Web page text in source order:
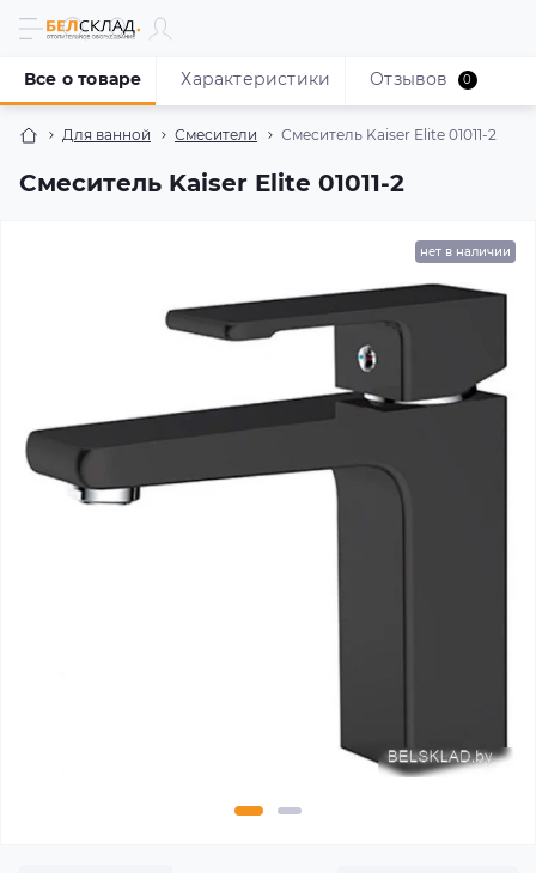
Для ванной Смесители Смеситель Kaiser Elite 01011-2
Смеситель Kaiser Elite 01011-2
Все о товаре Характеристики Отзывов 0
нет в наличии